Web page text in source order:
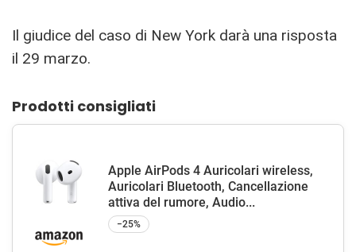
Il giudice del caso di New York darà una risposta
il 29 marzo.
Prodotti consigliati
Apple AirPods 4 Auricolari wireless,
Auricolari Bluetooth, Cancellazione
attiva del rumore, Audio...
−25%